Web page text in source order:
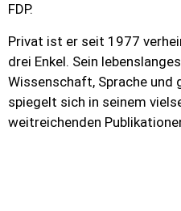
FDP.
Privat ist er seit 1977
drei Enkel. Sein
Wissenschaft, Sprache
spiegelt sich in seinem
weitreichenden